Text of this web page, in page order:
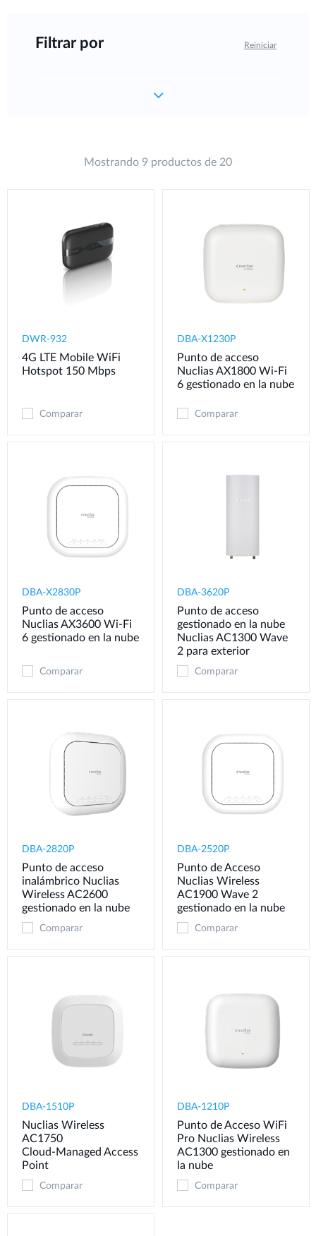
Filtrar por Reiniciar
Mostrando 9 productos de 20
DWR-932
4G LTE Mobile WiFi
Hotspot 150 Mbps
Comparar
DBA-X1230P
Punto de acceso
Nuclias AX1800 Wi-Fi
6 gestionado en la nube
Comparar
DBA-X2830P
Punto de acceso
Nuclias AX3600 Wi-Fi
6 gestionado en la nube
Comparar
DBA-3620P
Punto de acceso
gestionado en la nube
Nuclias AC1300 Wave
2 para exterior
Comparar
DBA-2820P
Punto de acceso
inalámbrico Nuclias
Wireless AC2600
gestionado en la nube
Comparar
DBA-2520P
Punto de Acceso
Nuclias Wireless
AC1900 Wave 2
gestionado en la nube
Comparar
DBA-1510P
Nuclias Wireless
AC1750
Cloud‑Managed Access
Point
Comparar
DBA-1210P
Punto de Acceso WiFi
Pro Nuclias Wireless
AC1300 gestionado en
la nube
Comparar